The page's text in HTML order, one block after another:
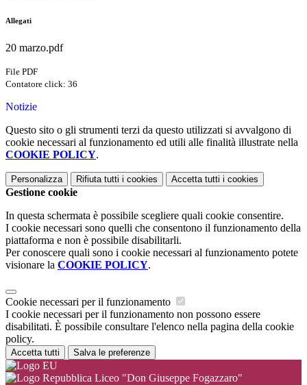
Allegati
20 marzo.pdf
File PDF
Contatore click: 36
Notizie
Questo sito o gli strumenti terzi da questo utilizzati si avvalgono di
cookie necessari al funzionamento ed utili alle finalità illustrate nella
COOKIE POLICY.
Personalizza Rifiuta tutti i cookies Accetta tutti i cookies
Gestione cookie
In questa schermata è possibile scegliere quali cookie consentire.
I cookie necessari sono quelli che consentono il funzionamento della
piattaforma e non è possibile disabilitarli.
Per conoscere quali sono i cookie necessari al funzionamento potete
visionare la COOKIE POLICY.
Cookie necessari per il funzionamento
I cookie necessari per il funzionamento non possono essere
disabilitati. È possibile consultare l'elenco nella pagina della cookie
policy.
Accetta tutti Salva le preferenze
Liceo "Don Giuseppe Fogazzaro"